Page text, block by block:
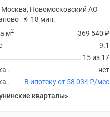
Новомосковский АО
18 мин.
369 540 ₽
м2
9.1
15 из 17
нет
В ипотеку от 58 034₽/мес
кварталы»